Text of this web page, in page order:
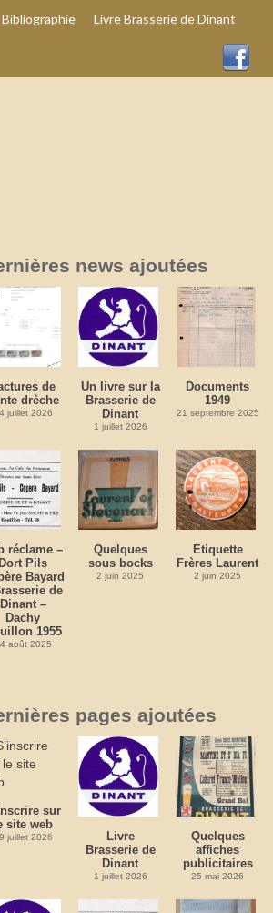
Bibliographie Livre Brasserie de Dinant
news ajoutées
de
drèche
juillet 2026
Un livre sur la
Brasserie de
Dinant
1 juillet 2026
Documents
1949
21 septembre 2025
réclame –
Dort Pils
Bayard
de
Dinant –
Dachy
1955
août 2025
Quelques
sous bocks
2 juin 2025
Étiquette
Frères Laurent
2 juin 2025
pages ajoutées
sur
site web
juillet 2026
Livre
Brasserie de
Dinant
1 juillet 2026
Quelques
affiches
publicitaires
25 mai 2026